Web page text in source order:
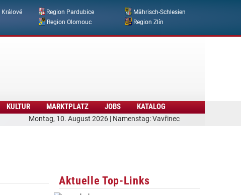
Králové Region Pardubice
Mährisch-Schlesien
Region Olomouc Region Zlín
Montag, 10. August 2026 | Namenstag: Vavřinec
KULTUR MARKTPLATZ JOBS KATALOG
Aktuelle Top-Links